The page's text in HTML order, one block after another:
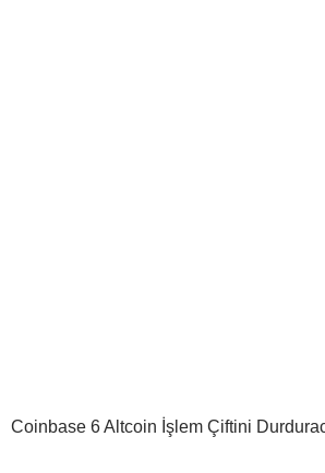
Coinbase 6 Altcoin İşlem Çiftini